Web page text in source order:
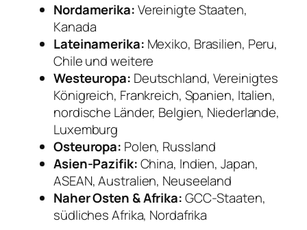
Nordamerika:Vereinigte Staaten,
Kanada
Lateinamerika: Mexiko, Brasilien, Peru,
Chile und weitere
Westeuropa: Deutschland, Vereinigtes
Königreich, Frankreich, Spanien, Italien,
nordische Länder, Belgien, Niederlande,
Luxemburg
Osteuropa: Polen, Russland
Asien-Pazifik:China, Indien, Japan,
ASEAN, Australien, Neuseeland
Naher Osten & Afrika:GCC-Staaten,
südliches Afrika, Nordafrika